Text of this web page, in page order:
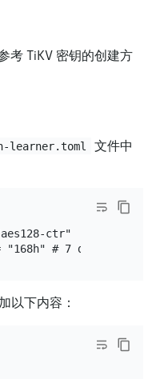
考 TiKV 密钥的创建方
learner.toml
文件中
ctr"
以下内容：